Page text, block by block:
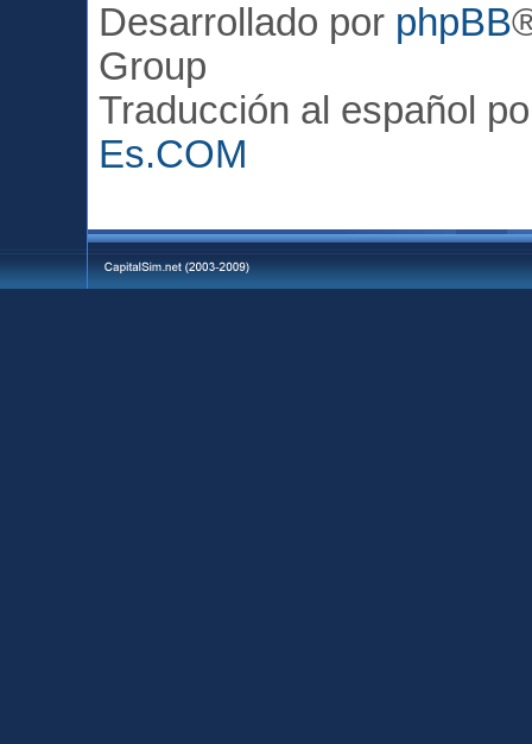
Desarrollado por phpBB
Group
Traducción al español
Es.COM